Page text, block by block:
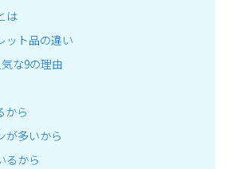
は
ット品の違い
な9の理由
から
が多いから
るから